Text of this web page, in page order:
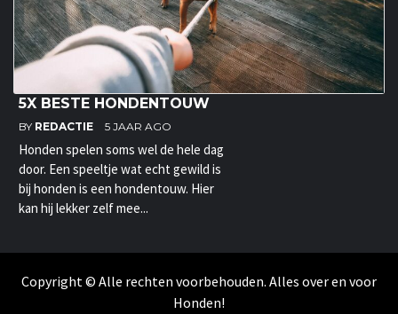
5X BESTE HONDENTOUW
BY REDACTIE 5 JAAR AGO
Honden spelen soms wel de hele dag
door. Een speeltje wat echt gewild is
bij honden is een hondentouw. Hier
kan hij lekker zelf mee...
Copyright © Alle rechten voorbehouden. Alles over en voor
Honden!